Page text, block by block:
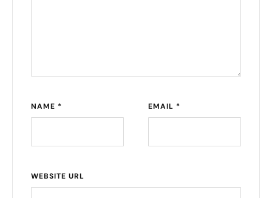
NAME * EMAIL *
WEBSITE URL